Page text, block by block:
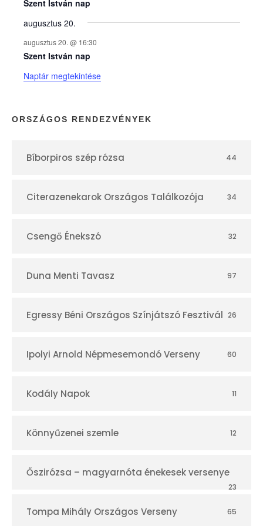
k
n
a
p
r
Szent István nap
augusztus 20.
augusztus 20. @ 16:30
Szent István nap
Naptár megtekintése
ORSZÁGOS RENDEZVÉNYEK
Bíborpiros szép rózsa 44
Citerazenekarok Országos Találkozója 34
Csengő Énekszó 32
Duna Menti Tavasz 97
Egressy Béni Országos Színjátszó Fesztivál 26
Ipolyi Arnold Népmesemondó Verseny 60
Kodály Napok 11
Könnyűzenei szemle 12
Őszirózsa – magyarnóta énekesek versenye
23
Tompa Mihály Országos Verseny 65